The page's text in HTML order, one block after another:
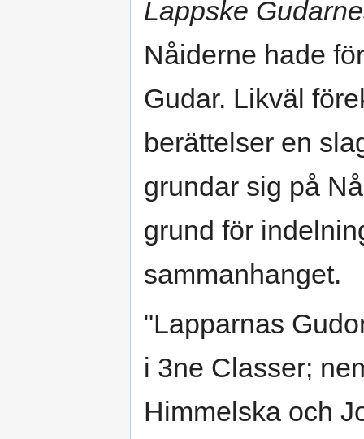
Lappske
Nåiderne hade
Gudar. Likväl
berättelser en
grundar sig på
grund för
sammanhanget.
"Lapparnas
i 3ne Classer;
Himmelska och